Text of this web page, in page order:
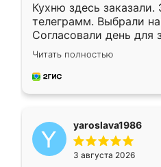
Кухню здесь
телеграмм. Выбрали
Согласовали день для
недели кухня была уже
довольны работой.
мебель за
Читать полностью
yaroslava1986
3 августа 2026